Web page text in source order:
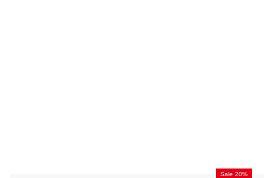
Sale 20%